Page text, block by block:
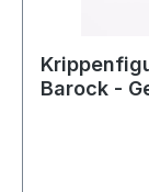
Barock -